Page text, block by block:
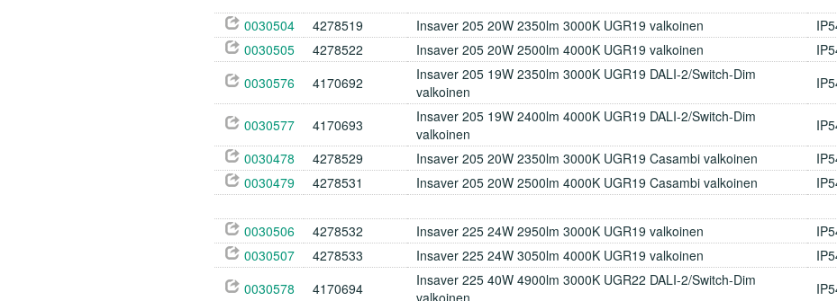
0030504 4278519 Insaver 205 20W 2350lm 3000K UGR19 valkoinen
0030505
4278522 Insaver 205 20W 2500lm 4000K UGR19 valkoinen
0030576
4170692
Insaver 205 19W 2350lm 3000K UGR19 DALI-2/Switch-Dim
valkoinen
0030577 4170693
Insaver 205 19W 2400lm 4000K UGR19 DALI-2/Switch-Dim
valkoinen
0030478
4278529 Insaver 205 20W 2350lm 3000K UGR19 Casambi valkoinen
0030479
4278531 Insaver 205 20W 2500lm 4000K UGR19 Casambi valkoinen
0030506 4278532 Insaver 225 24W 2950lm 3000K UGR19 valkoinen
0030507
4278533 Insaver 225 24W 3050lm 4000K UGR19 valkoinen
0030578
4170694
Insaver 225 40W 4900lm 3000K UGR22 DALI-2/Switch-Dim
valkoinen